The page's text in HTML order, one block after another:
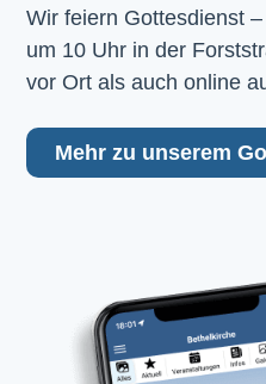
Wir feiern Gottesdienst
um 10 Uhr in der
vor Ort als auch online
Mehr zu unserem